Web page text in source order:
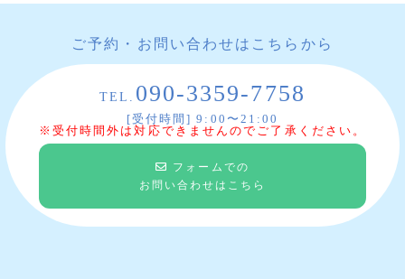
ご予約・お問い合わせはこちらから
TEL. 090-3359-7758
[受付時間] 9:00〜21:00
※受付時間外は対応できませんのでご了承ください。
フォームでの
お問い合わせはこちら